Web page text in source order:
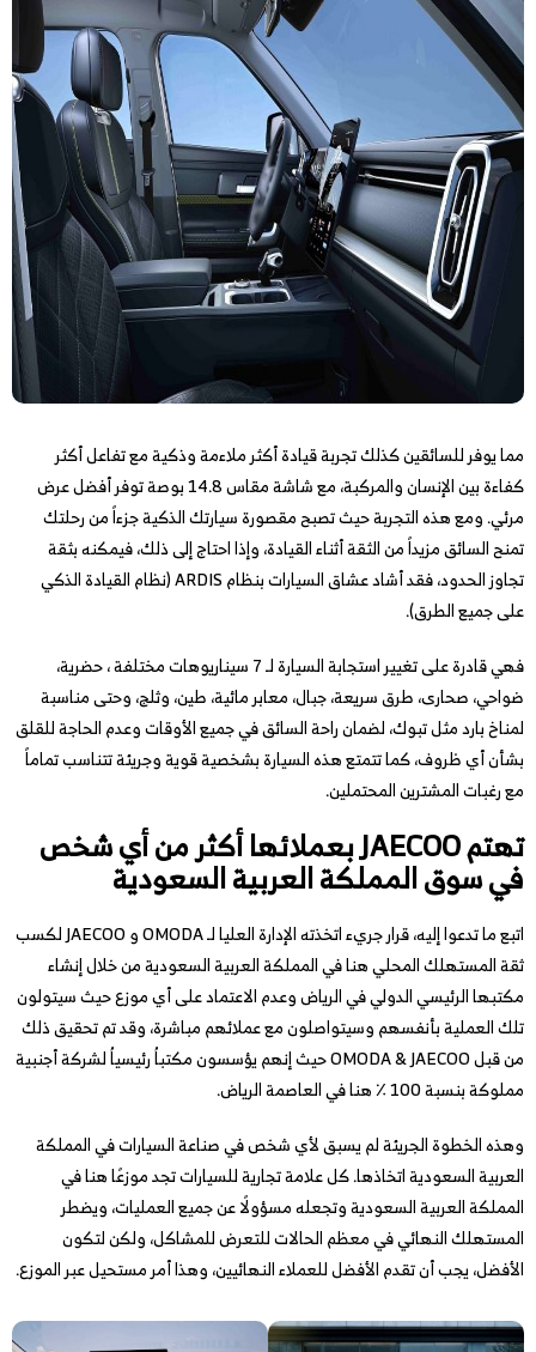
مما يوفر للسائقين كذلك تجربة قيادة أكثر ملاءمة وذكية مع تفاعل أكثر
كفاءة بين الإنسان والمركبة، مع شاشة مقاس 14.8 بوصة توفر أفضل عرض
مرئي. ومع هذه التجربة حيث تصبح مقصورة سيارتك الذكية جزءاً من رحلتك
تمنح السائق مزيداً من الثقة أثناء القيادة، وإذا احتاج إلى ذلك، فيمكنه بثقة
تجاوز الحدود، فقد أشاد عشاق السيارات بنظام ARDIS (نظام القيادة الذكي
على جميع الطرق).
فهي قادرة على تغيير استجابة السيارة لـ 7 سيناريوهات مختلفة ، حضرية،
ضواحي، صحارى، طرق سريعة، جبال، معابر مائية، طين، وثلج، وحتى مناسبة
لمناخ بارد مثل تبوك، لضمان راحة السائق في جميع الأوقات وعدم الحاجة للقلق
بشأن أي ظروف، كما تتمتع هذه السيارة بشخصية قوية وجريئة تتناسب تماماً
مع رغبات المشترين المحتملين.
تهتمJAECOOبعملائها أكثر من أي شخص
في سوق المملكة العربية السعودية
اتبع ما تدعوا إليه، قرار جريء اتخذته الإدارة العليا لـ OMODA و JAECOO لكسب
ثقة المستهلك المحلي هنا في المملكة العربية السعودية من خلال إنشاء
مكتبها الرئيسي الدولي في الرياض وعدم الاعتماد على أي موزع حيث سيتولون
تلك العملية بأنفسهم وسيتواصلون مع عملائهم مباشرة، وقد تم تحقيق ذلك
من قبل OMODA & JAECOO حيث إنهم يؤسسون مكتباُ رئيسياُ لشركة أجنبية
مملوكة بنسبة 100 ٪ هنا في العاصمة الرياض.
وهذه الخطوة الجريئة لم يسبق لأي شخص في صناعة السيارات في المملكة
العربية السعودية اتخاذها. كل علامة تجارية للسيارات تجد موزعًا هنا في
المملكة العربية السعودية وتجعله مسؤولًا عن جميع العمليات، ويضطر
المستهلك النهائي في معظم الحالات للتعرض للمشاكل، ولكن لتكون
الأفضل، يجب أن تقدم الأفضل للعملاء النهائيين، وهذا أمر مستحيل عبر الموزع.